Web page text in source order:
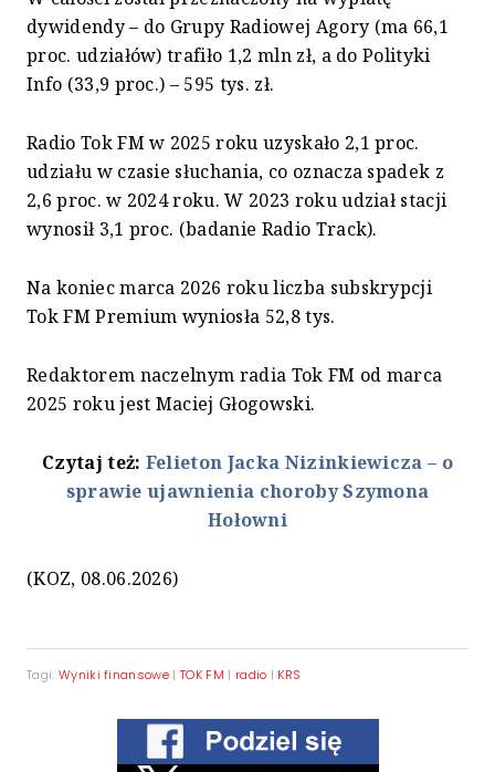
dywidendy – do Grupy Radiowej Agory (ma 66,1
proc. udziałów) trafiło 1,2 mln zł, a do Polityki
Info (33,9 proc.) – 595 tys. zł.
Radio Tok FM w 2025 roku uzyskało 2,1 proc.
udziału w czasie słuchania, co oznacza spadek z
2,6 proc. w 2024 roku. W 2023 roku udział stacji
wynosił 3,1 proc. (badanie Radio Track).
Na koniec marca 2026 roku liczba subskrypcji
Tok FM Premium wyniosła 52,8 tys.
Redaktorem naczelnym radia Tok FM od marca
2025 roku jest Maciej Głogowski.
Czytaj też: Felieton Jacka Nizinkiewicza – o
sprawie ujawnienia choroby Szymona
Hołowni
(KOZ, 08.06.2026)
Tagi: Wyniki finansowe |TOK FM | radio | KRS